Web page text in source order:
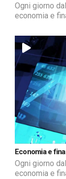
Ogni giorno
economia e
Economia e
Ogni giorno
economia e